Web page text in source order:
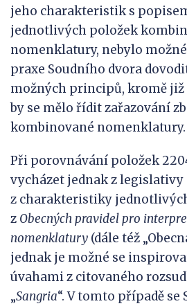
jeho charakteristik s
jednotlivých položek
nomenklatury, nebylo
praxe Soudního dvora
možných principů, kromě
by se mělo řídit zařazování
kombinované nomenklatury.
Při porovnávání položek
vycházet jednak z legislativy
z charakteristiky
z Obecných pravidel pro
nomenklatury (dále též
jednak je možné se
úvahami z citovaného
„Sangria“. V tomto případě se